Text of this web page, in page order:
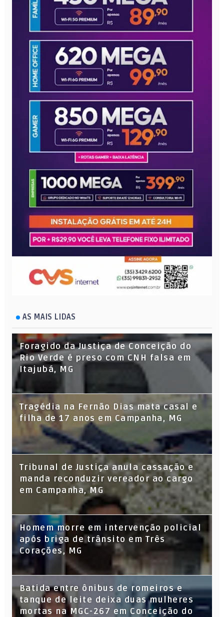
AS MAIS LIDAS
Foragido da Justiça de Conceição do
Rio Verde é preso com CNH falsa em
Itajubá, MG
Tragédia na Fernão Dias mata casal e
filha de 17 anos em Campanha, MG
Tribunal de Justiça anula cassação e
manda reconduzir vereador ao cargo
em Campanha, MG
Homem morre em intervenção policial
após briga de trânsito em Três
Corações, MG
Batida entre ônibus de romeiros e
tanque de leite deixa duas mulheres
mortas na MGC-267 em Conceição do